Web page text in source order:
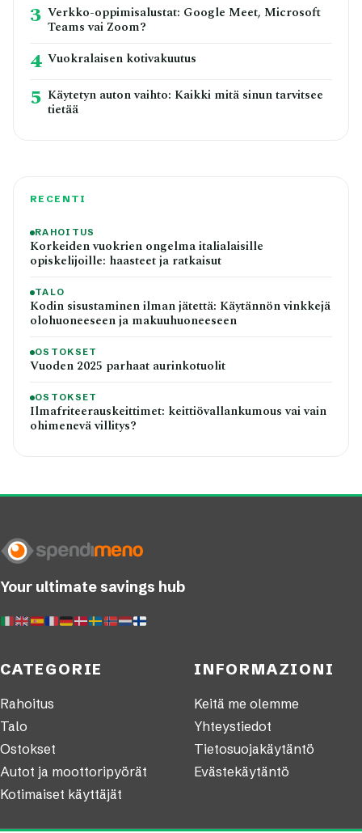
3 Verkko-oppimisalustat: Google Meet, Microsoft
Teams vai Zoom?
4 Vuokralaisen kotivakuutus
5 Käytetyn auton vaihto: Kaikki mitä sinun tarvitsee
tietää
RECENTI
RAHOITUS
Korkeiden vuokrien ongelma italialaisille
opiskelijoille: haasteet ja ratkaisut
TALO
Kodin sisustaminen ilman jätettä: Käytännön vinkkejä
olohuoneeseen ja makuuhuoneeseen
OSTOKSET
Vuoden 2025 parhaat aurinkotuolit
OSTOKSET
Ilmafriteerauskeittimet: keittiövallankumous vai vain
ohimenevä villitys?
Your ultimate savings hub
CATEGORIE
Rahoitus
Talo
Ostokset
Autot ja moottoripyörät
Kotimaiset käyttäjät
INFORMAZIONI
Keitä me olemme
Yhteystiedot
Tietosuojakäytäntö
Evästekäytäntö